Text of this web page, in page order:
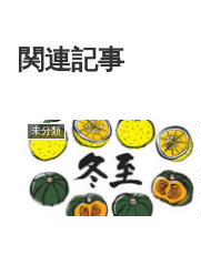
関連記事
未分類